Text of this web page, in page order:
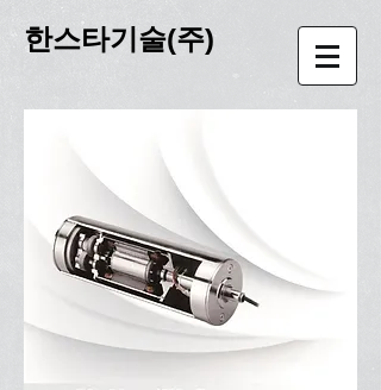
한스타기술(주)